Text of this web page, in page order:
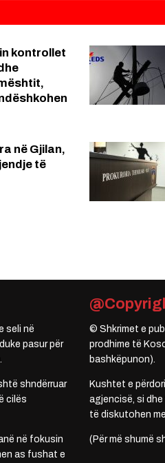
kontrollet
në Gjilan,
të
seli në
pasur për
shndërruar
cilës
në fokusin
as fushat e
© Shkrimet e
prodhime të
bashkëpunon).
Kushtet e
agjencisë, si
të diskutohen
(Për më shumë